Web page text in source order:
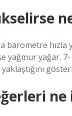
barometre hızla
yağmur yağar.
ne